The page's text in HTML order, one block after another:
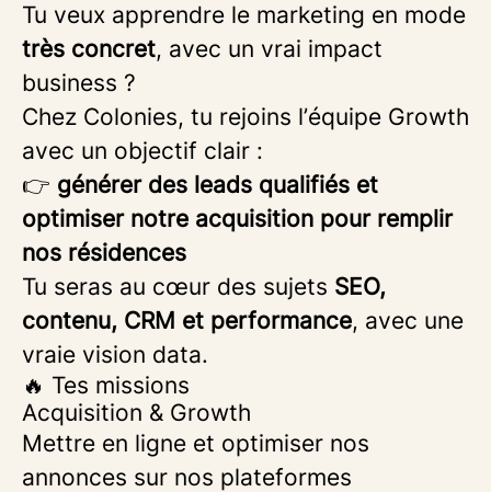
Tu veux apprendre le marketing en mode
très concret, avec un vrai impact
business ?
Chez Colonies, tu rejoins l’équipe Growth
avec un objectif clair :
👉 générer des leads qualifiés et
optimiser notre acquisition pour remplir
nos résidences
Tu seras au cœur des sujets SEO,
contenu, CRM et performance, avec une
vraie vision data.
🔥 Tes missions
Acquisition & Growth
Mettre en ligne et optimiser nos
annonces sur nos plateformes